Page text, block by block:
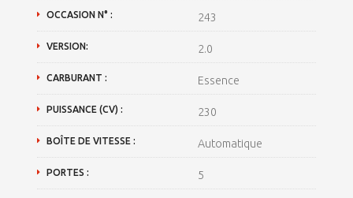
OCCASION N° : 243
VERSION: 2.0
CARBURANT : Essence
PUISSANCE (CV) : 230
BOÎTE DE VITESSE : Automatique
PORTES : 5